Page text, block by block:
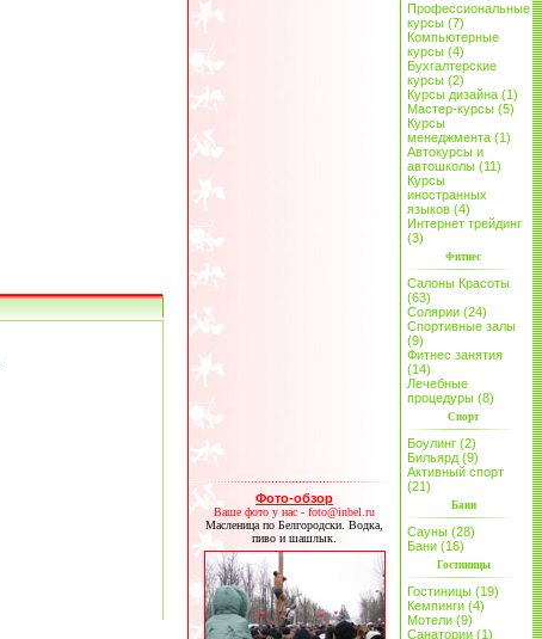
Фото-обзор
Ваше фото у нас - foto@inbel.ru
Масленица по Белгородски. Водка,
пиво и шашлык.
Профессиональные
курсы (7)
Компьютерные
курсы (4)
Бухгалтерские
курсы (2)
Курсы дизайна (1)
Мастер-курсы (5)
Курсы
менеджмента (1)
Автокурсы и
автошколы (11)
Курсы
иностранных
языков (4)
Интернет трейдинг
(3)
Фитнес
Салоны Красоты
(63)
Солярии (24)
Спортивные залы
(9)
Фитнес занятия
(14)
Лечебные
процедуры (8)
Спорт
Боулинг (2)
Бильярд (9)
Активный спорт
(21)
Бани
Сауны (28)
Бани (16)
Гостиницы
Гостиницы (19)
Кемпинги (4)
Мотели (9)
Санатории (1)